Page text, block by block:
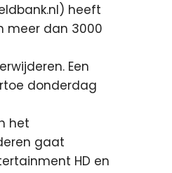
heeft
meer dan 3000
Een
donderdag
het
gaat
HD en